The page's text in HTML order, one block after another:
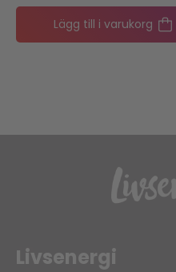
Lägg till i varukorg
Livsenergi